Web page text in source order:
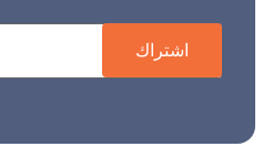
اشتراك